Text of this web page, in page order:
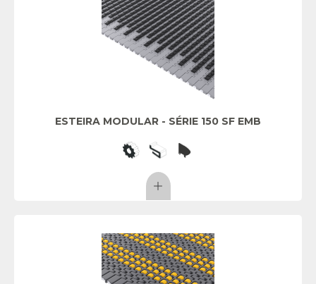
ESTEIRA MODULAR - SÉRIE 150 SF EMB